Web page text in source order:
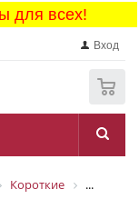
для всех!
Вход
Короткие ...